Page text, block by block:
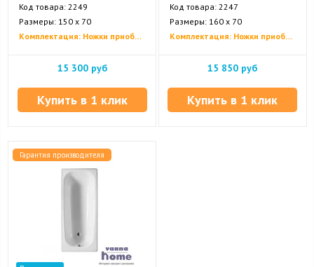
Код товара: 2249
Размеры: 150 х 70
Комплектация: Ножки приобретаются отдельно
15 300 руб
Купить в 1 клик
Код товара: 2247
Размеры: 160 х 70
Комплектация: Ножки приобретаются отдельно
15 850 руб
Купить в 1 клик
Гарантия производителя